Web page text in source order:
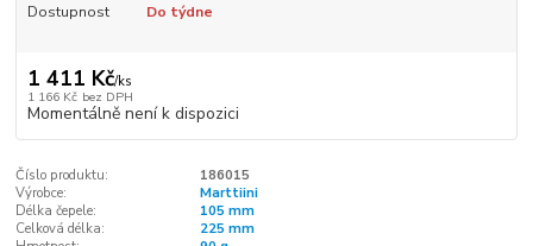
Dostupnost Do týdne
1 411 Kč/ks
1 166 Kč bez DPH
Momentálně není k dispozici
Číslo produktu:
186015
Výrobce:
Marttiini
Délka čepele:
105 mm
Celková délka:
225 mm